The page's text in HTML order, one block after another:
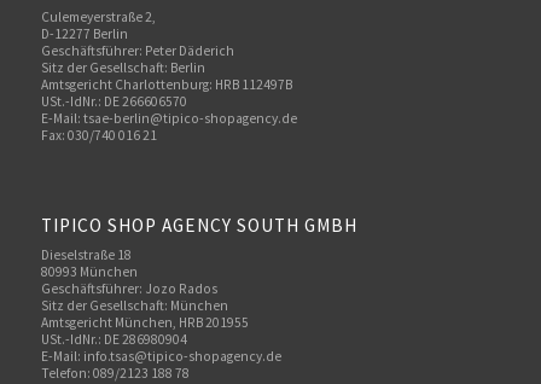
Culemeyerstraße 2,
D-12277 Berlin
Geschäftsführer: Peter Däderich
Sitz der Gesellschaft: Berlin
Amtsgericht Charlottenburg: HRB 112497B
USt.-IdNr.: DE 266606570
E-Mail: tsae-berlin@tipico-shopagency.de
Fax: 030/740 016 21
TIPICO SHOP AGENCY SOUTH GMBH
Dieselstraße 18
80993 München
Geschäftsführer: Jozo Rados
Sitz der Gesellschaft: München
Amtsgericht München, HRB 201955
USt.-IdNr.: DE 286980904
E-Mail: info.tsas@tipico-shopagency.de
Telefon: 089/2123 188 78